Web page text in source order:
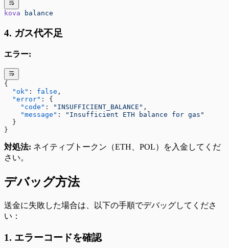
kova balance
4. ガス代不足
エラー:
{
  "ok"
: false ,
  "error"
: {
    "code"
: "INSUFFICIENT_BALANCE" ,
    "message"
:
"Insufficient ETH balance for gas"
  }
}
対処法: ネイティブトークン（ETH、POL）を入金してくだ
さい。
デバッグ方法
送金に失敗した場合は、以下の手順でデバッグしてくださ
い：
1. エラーコードを確認